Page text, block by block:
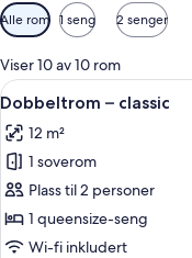
Tilgjengelige
filtre
for
rom
Alle rom 1 seng 2 senger
Viser 10 av 10 rom
Åpne
alle
bildene
av
Dobbeltrom
–
classic
13
Dobbeltrom – classic
12 m²
1 soverom
Plass til 2 personer
1 queensize-seng
Wi-fi inkludert